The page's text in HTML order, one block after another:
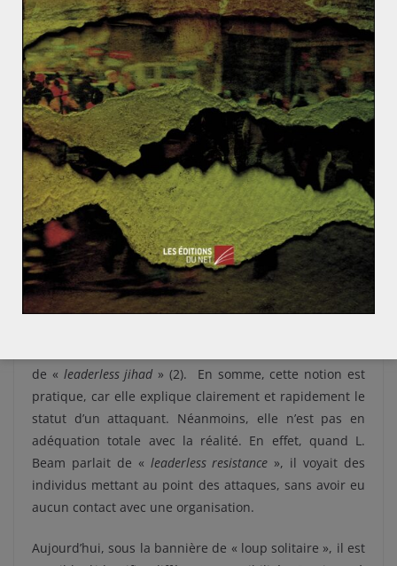
ou non – avec une organisation terroriste. L’expression
« loup solitaire » ne correspond plus totalement à la
réalité, car il arrive que des djihadistes européens ne
soient pas seulement inspirés par une idéologie. Ils
sont guidés de loin. L’expression est toujours utilisée,
car elle apporte une réponse au public quand celui-ci
est confronté une nouvelle fois à un attentat. Du fait de
l’instantanéité de l’information, de l’omniprésence des
chaînes d’information en continue, il y a un besoin
immédiat de réponses quand de telles attaques ont
lieu.
L’expression a de plus gagné ses lettres de noblesse,
notamment dans le milieu universitaire. En référence
de « leaderless jihad » (2). En somme, cette notion est
pratique, car elle explique clairement et rapidement le
statut d’un attaquant. Néanmoins, elle n’est pas en
adéquation totale avec la réalité. En effet, quand L.
Beam parlait de « leaderless resistance », il voyait des
individus mettant au point des attaques, sans avoir eu
aucun contact avec une organisation.
Aujourd’hui, sous la bannière de « loup solitaire », il est